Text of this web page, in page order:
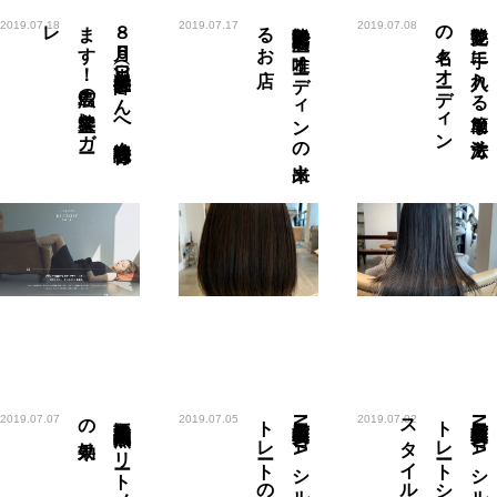
2019.07.18 ８
月６
日（火）美容（学生）師さ
ん
へ
会社説明会行い
ま
す
！
広島の
美容室レ
ガ
ー
レ 2019.07.17 艶髪降臨広島で
唯一オ
ーデ
ィ
ン
の
出来
る
お
店 2019.07.08 艶髪を
手に
入れ
る
簡単な
方法そ
の
名も
オ
ーデ
ィ
ン
2019.07.07 効果 2019.07.05 2019.07.02
ル